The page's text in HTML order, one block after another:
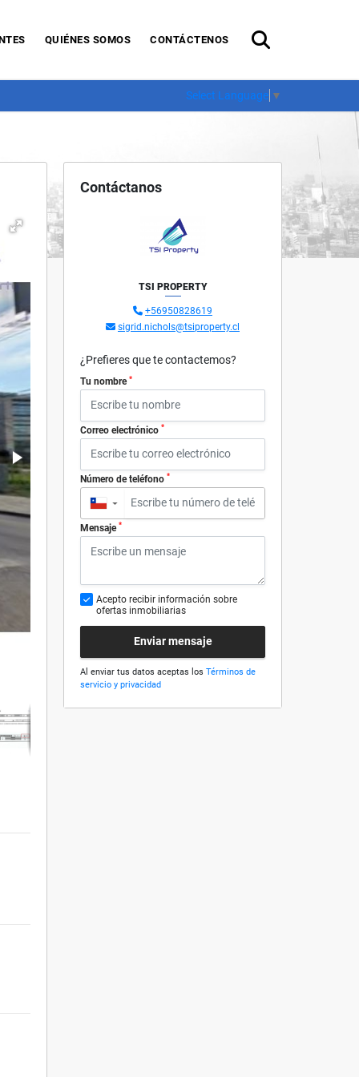
QUIÉNES SOMOS CONTÁCTENOS
Select Language ▼
Contáctanos
TSI PROPERTY
+56950828619
sigrid.nichols@tsiproperty.cl
¿Prefieres que te contactemos?
Tu nombre *
Correo electrónico *
Número de teléfono *
▼
Mensaje *
Acepto recibir información sobre
ofertas inmobiliarias
Enviar mensaje
Al enviar tus datos aceptas los Términos de
servicio y privacidad